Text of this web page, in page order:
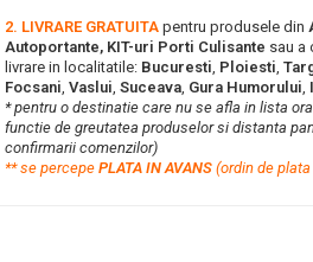
2. LIVRARE GRATUITA pentru produsele din
Autoportante, KIT-uri Porti Culisante sau a
livrare in localitatile: Bucuresti, Ploiesti,
Focsani, Vaslui, Suceava, Gura Humorului,
* pentru o destinatie care nu se afla in lista
functie de greutatea produselor si distanta
confirmarii comenzilor)
**se percepe PLATA IN AVANS (ordin de